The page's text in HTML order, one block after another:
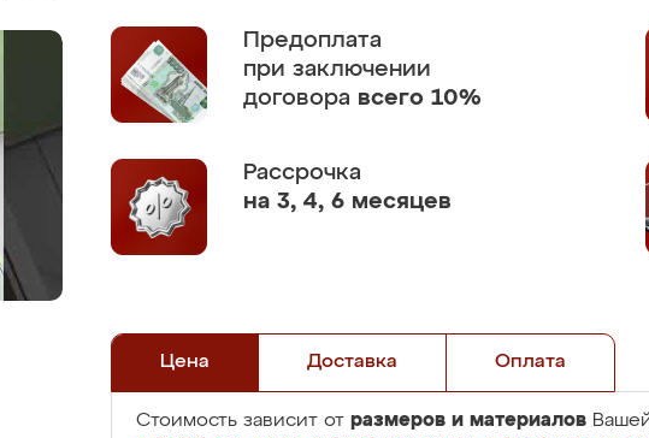
Предоплата
при заключении
договора всего 10%
Рассрочка
на 3, 4, 6 месяцев
Цена Доставка Оплата
Стоимость зависит от размеров и материалов